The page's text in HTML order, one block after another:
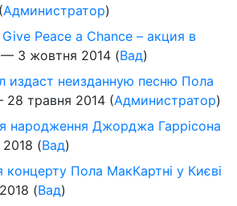
(Администратор)
Give Peace a Chance – акция в
— 3 жовтня 2014 (Вад)
издаст неизданную песню Пола
28 травня 2014 (Администратор)
народження Джорджа Гаррісона
(Вад)
концерту Пола МакКартні у Києві
(Вад)